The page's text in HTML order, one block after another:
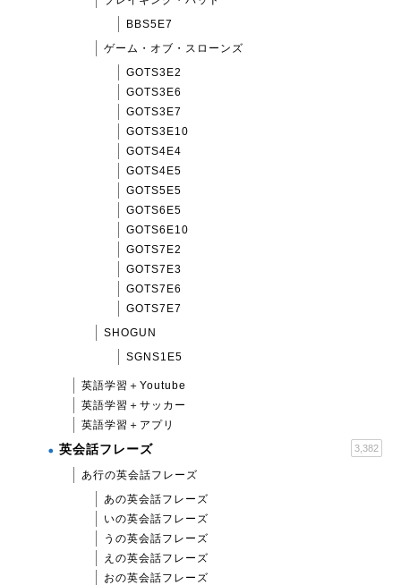
BBS5E7
ゲーム・オブ・スローンズ
GOTS3E2
GOTS3E6
GOTS3E7
GOTS3E10
GOTS4E4
GOTS4E5
GOTS5E5
GOTS6E5
GOTS6E10
GOTS7E2
GOTS7E3
GOTS7E6
GOTS7E7
SHOGUN
SGNS1E5
英語学習＋Youtube
英語学習＋サッカー
英語学習＋アプリ
英会話フレーズ 3,382
あ行の英会話フレーズ
あの英会話フレーズ
いの英会話フレーズ
うの英会話フレーズ
えの英会話フレーズ
おの英会話フレーズ